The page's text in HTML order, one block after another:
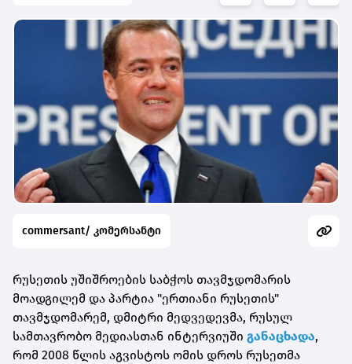
commersant/ კომერსანტი
რუსეთის უშიშროების საბჭოს თავმჯდომარის
მოადგილემ და პარტია "ერთიანი რუსეთის"
თავმჯდომარემ, დმიტრი მედვედევმა, რუსულ
სამთავრობო მედიასთან ინტერვიუში განაცხადა,
რომ 2008 წლის აგვისტოს ომის დროს რუსეთმა